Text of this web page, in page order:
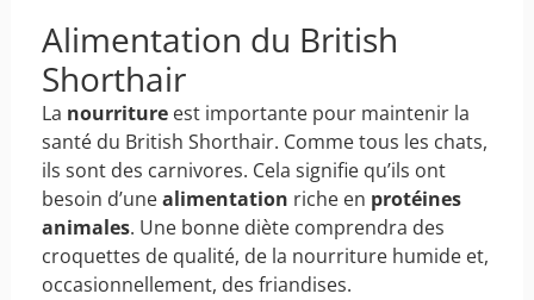
Alimentation du British
Shorthair
La nourritureest importante pour maintenir la
santé du British Shorthair. Comme tous les chats,
ils sont des carnivores. Cela signifie qu’ils ont
besoin d’unealimentation riche en protéines
animales. Une bonne diète comprendra des
croquettes de qualité, de la nourriture humide et,
occasionnellement, des friandises.